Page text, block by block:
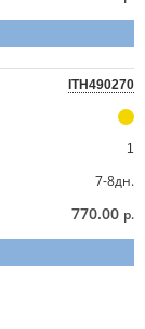
ITH490270
1
7-8дн.
770.00 р.